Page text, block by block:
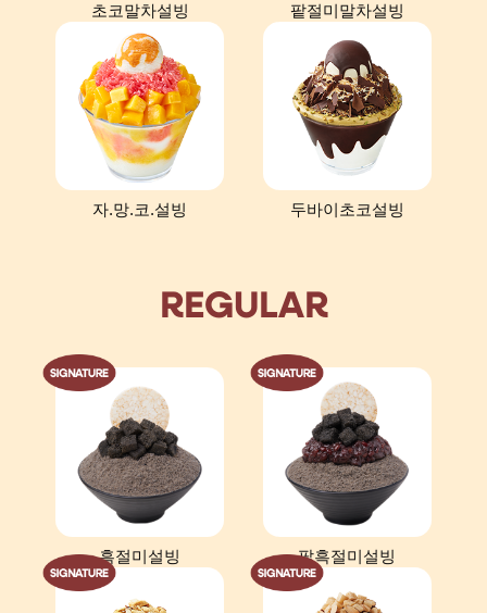
초코말차설빙 팥절미말차설빙
자.망.코.설빙 두바이초코설빙
REGULAR
흑절미설빙 팥흑절미설빙